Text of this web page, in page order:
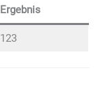
Ergebnis
123